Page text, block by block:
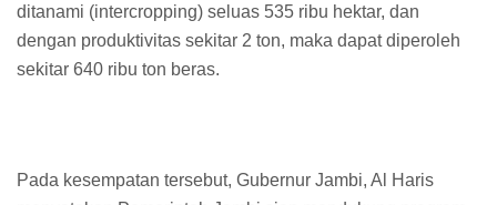
ditanami (intercropping) seluas 535 ribu hektar, dan
dengan produktivitas sekitar 2 ton, maka dapat diperoleh
sekitar 640 ribu ton beras.
Pada kesempatan tersebut, Gubernur Jambi, Al Haris